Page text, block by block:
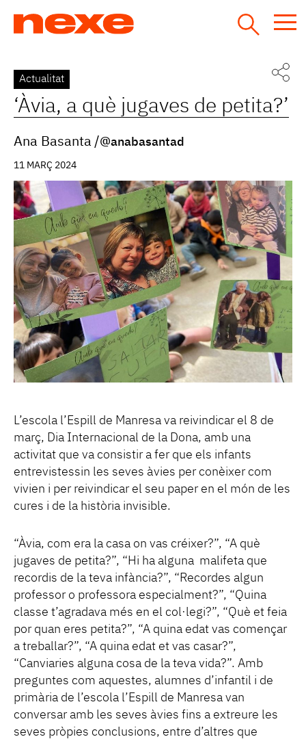
Back
to
top
Actualitat
‘Àvia, a què jugaves de petita?’
Ana Basanta @anabasantad
11 MARÇ 2024
L’escola l’Espill de Manresa va reivindicar el 8 de
març, Dia Internacional de la Dona, amb una
activitat que va consistir a fer que els infants
entrevistessin les seves àvies per conèixer com
vivien i per reivindicar el seu paper en el món de les
cures i de la història invisible.
“Àvia, com era la casa on vas créixer?”, “A què
jugaves de petita?”, “Hi ha alguna malifeta que
recordis de la teva infància?”, “Recordes algun
professor o professora especialment?”, “Quina
classe t’agradava més en el col·legi?”, “Què et feia
por quan eres petita?”, “A quina edat vas començar
a treballar?”, “A quina edat et vas casar?”,
“Canviaries alguna cosa de la teva vida?”. Amb
preguntes com aquestes, alumnes d’infantil i de
primària de l’escola l’Espill de Manresa van
conversar amb les seves àvies fins a extreure les
seves pròpies conclusions, entre d’altres que